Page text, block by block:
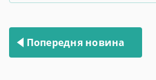
Навігація
записів
Попередня новина